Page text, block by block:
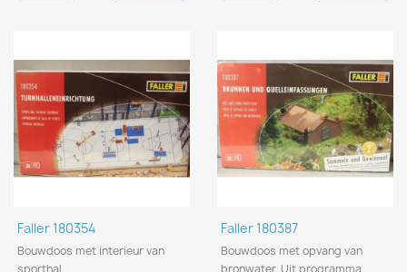
Faller 180354
Bouwdoos met interieur van
sporthal.
Faller 180387
Bouwdoos met opvang van
bronwater. Uit programma.